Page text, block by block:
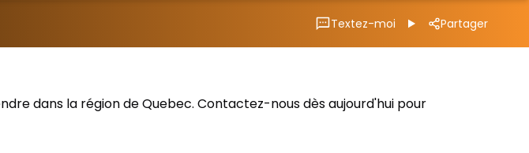
Textez-moi Partager
dans la région de Quebec. Contactez-nous dès aujourd'hui pour